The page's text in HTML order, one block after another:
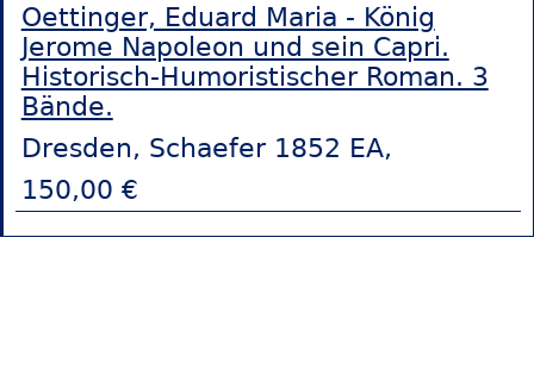
Oettinger, Eduard Maria - König
Jerome Napoleon und sein Capri.
Historisch-Humoristischer Roman. 3
Bände.
Dresden, Schaefer 1852 EA,
150,00 €